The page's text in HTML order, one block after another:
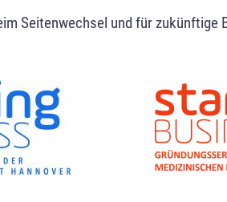
Seitenwechsel und für zukünftige